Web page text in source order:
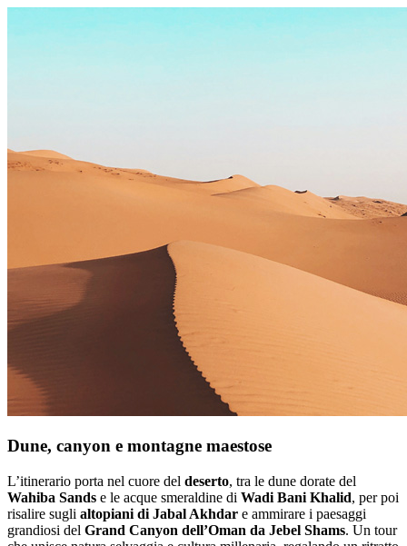
Dune, canyon e montagne maestose
L’itinerario porta nel cuore del deserto, tra le dune dorate del
Wahiba Sands e le acque smeraldine di Wadi Bani Khalid, per poi
risalire sugli altopiani di Jabal Akhdar e ammirare i paesaggi
grandiosi del Grand Canyon dell’Oman da Jebel Shams. Un tour